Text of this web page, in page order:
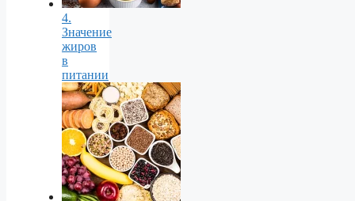
4.
Значение
жиров
в
питании